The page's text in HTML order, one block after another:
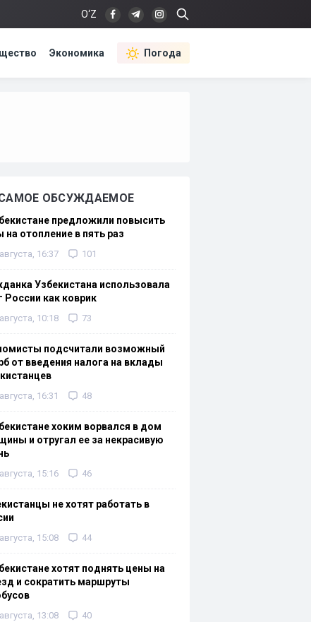
O‘Z
Экономика Погода
ОБСУЖДАЕМОЕ
предложили повысить
на отопление в пять раз
16:37 101
Узбекистана использовала
России как коврик
10:18 73
подсчитали возможный
от введения налога на вклады
16:31 48
хоким ворвался в дом
и отругал ее за некрасивую
15:16 46
не хотят работать в
15:08 44
хотят поднять цены на
и сократить маршруты
13:08 40